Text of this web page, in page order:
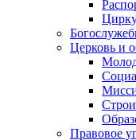
Церковь и
Правовое